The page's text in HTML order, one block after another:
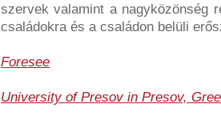
szervek valamint a nagyközönség
családokra és a családon belüli
Foresee
University of Presov in Presov,